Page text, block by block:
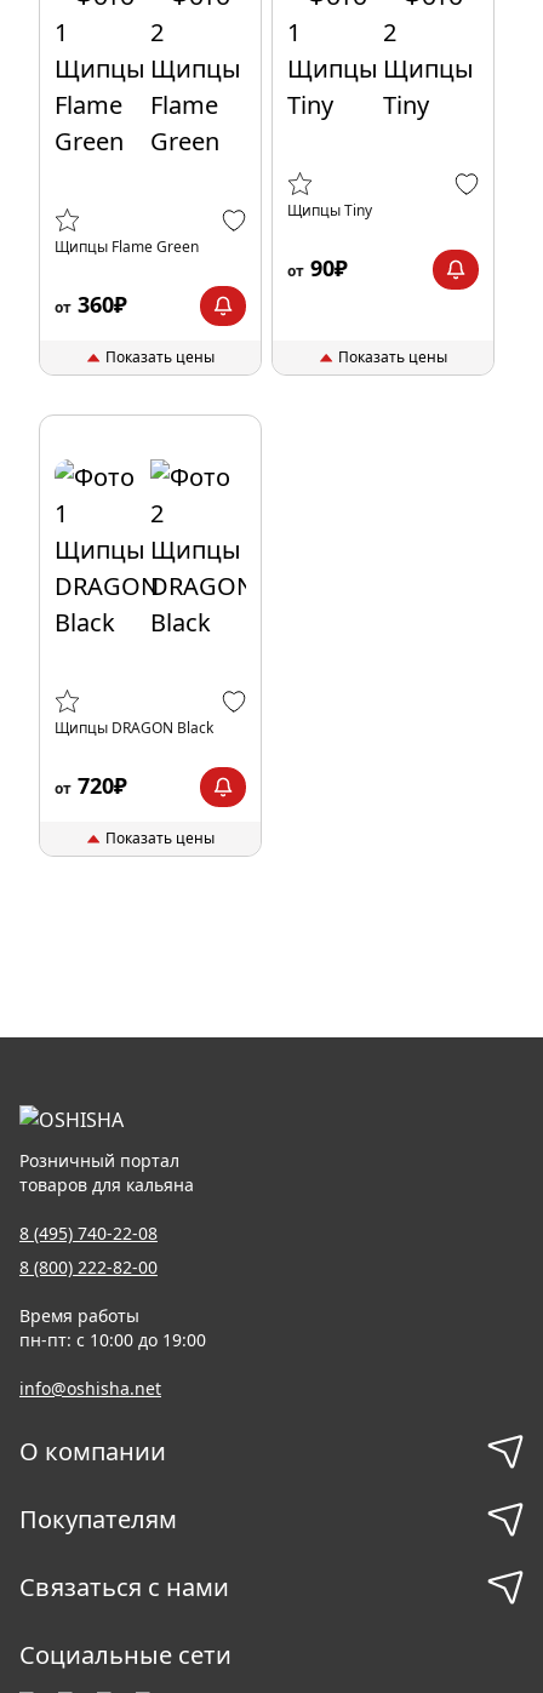
Щипцы Flame Green
от 360₽
Показать цены
Щипцы Tiny
от 90₽
Показать цены
Щипцы DRAGON Black
от 720₽
Показать цены
Розничный портал
товаров для кальяна
8 (495) 740-22-08
8 (800) 222-82-00
Время работы
пн-пт: с 10:00 до 19:00
info@oshisha.net
О компании
Покупателям
Связаться с нами
Социальные сети